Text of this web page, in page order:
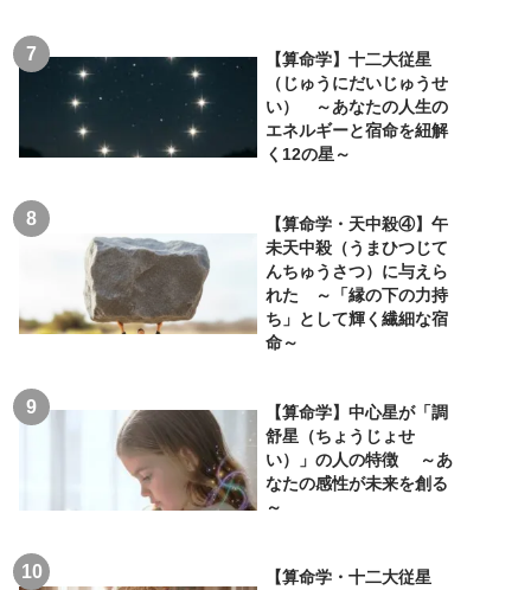
【算命学】十二大従星
（じゅうにだいじゅうせ
い） ～あなたの人生の
エネルギーと宿命を紐解
く12の星～
【算命学・天中殺④】午
未天中殺（うまひつじて
んちゅうさつ）に与えら
れた ～「縁の下の力持
ち」として輝く繊細な宿
命～
【算命学】中心星が「調
舒星（ちょうじょせ
い）」の人の特徴 ～あ
なたの感性が未来を創る
～
【算命学・十二大従星